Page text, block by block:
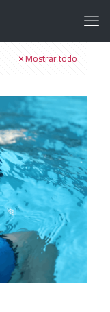
Mostrar todo